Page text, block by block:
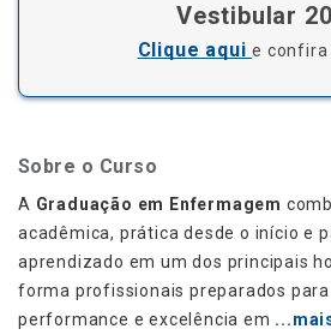
Vestibular
Clique aquie confira
candidatos aprovados para
Sobre o Curso
A Graduação em Enfermagem
acadêmica, prática desde o início e
aprendizado em um dos principais
forma profissionais preparados
performance e excelência em